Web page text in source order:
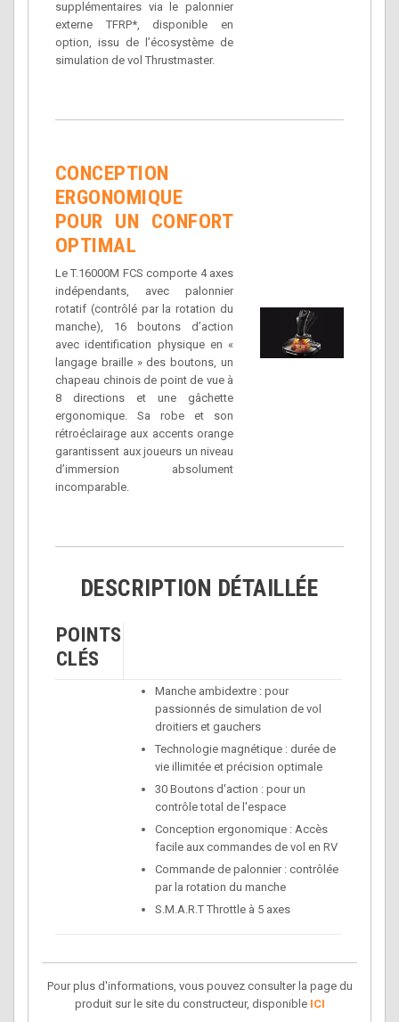
supplémentaires via le palonnier
externe TFRP*, disponible en
option, issu de l’écosystème de
simulation de vol Thrustmaster.
CONCEPTION
ERGONOMIQUE
POUR UN CONFORT
OPTIMAL
Le T.16000M FCS comporte 4 axes
indépendants, avec palonnier
rotatif (contrôlé par la rotation du
manche), 16 boutons d’action
avec identification physique en «
langage braille » des boutons, un
chapeau chinois de point de vue à
8 directions et une gâchette
ergonomique. Sa robe et son
rétroéclairage aux accents orange
garantissent aux joueurs un niveau
d’immersion absolument
incomparable.
DESCRIPTION DÉTAILLÉE
POINTS
CLÉS
Manche ambidextre : pour
passionnés de simulation de vol
droitiers et gauchers
Technologie magnétique : durée de
vie illimitée et précision optimale
30 Boutons d'action : pour un
contrôle total de l'espace
Conception ergonomique : Accès
facile aux commandes de vol en RV
Commande de palonnier : contrôlée
par la rotation du manche
S.M.A.R.T Throttle à 5 axes
Pour plus d'informations, vous pouvez consulter la page du
produit sur le site du constructeur, disponible ICI